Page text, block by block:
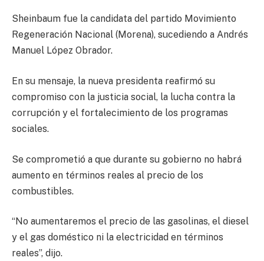
Sheinbaum fue la candidata del partido Movimiento
Regeneración Nacional (Morena), sucediendo a Andrés
Manuel López Obrador.
En su mensaje, la nueva presidenta reafirmó su
compromiso con la justicia social, la lucha contra la
corrupción y el fortalecimiento de los programas
sociales.
Se comprometió a que durante su gobierno no habrá
aumento en términos reales al precio de los
combustibles.
“No aumentaremos el precio de las gasolinas, el diesel
y el gas doméstico ni la electricidad en términos
reales”, dijo.